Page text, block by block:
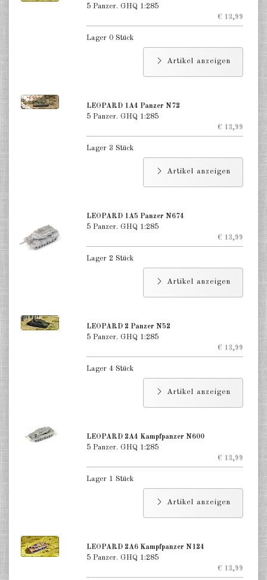
5 Panzer. GHQ 1:285
€ 13,99
Lager 0 Stück
Artikel anzeigen
LEOPARD 1A4 Panzer N72
5 Panzer. GHQ 1:285
€ 13,99
Lager 3 Stück
Artikel anzeigen
LEOPARD 1A5 Panzer N674
5 Panzer. GHQ 1:285
€ 13,99
Lager 2 Stück
Artikel anzeigen
LEOPARD 2 Panzer N52
5 Panzer. GHQ 1:285
€ 13,99
Lager 4 Stück
Artikel anzeigen
LEOPARD 2A4 Kampfpanzer N600
5 Panzer. GHQ 1:285
€ 13,99
Lager 1 Stück
Artikel anzeigen
LEOPARD 2A6 Kampfpanzer N124
5 Panzer. GHQ 1:285
€ 13,99